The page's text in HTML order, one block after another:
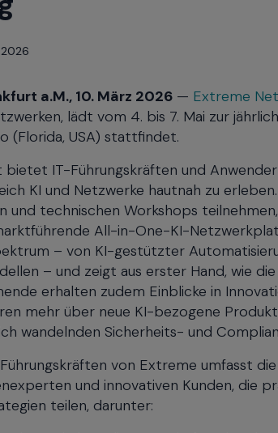
next
and
move
2026
a.M., 10. März 2026 — Extreme
lädt vom 4. bis 7. Mai zur
(Florida, USA) stattfindet.
IT-Führungskräften und
KI und Netzwerke hautnah zu
technischen Workshops
All-in-One-KI-
– von KI-gestützter
– und zeigt aus erster Hand, wie
erhalten zudem Einblicke in
mehr über neue KI-bezogene
wandelnden Sicherheits- und
von Extreme umfasst
und innovativen Kunden, die
teilen, darunter: